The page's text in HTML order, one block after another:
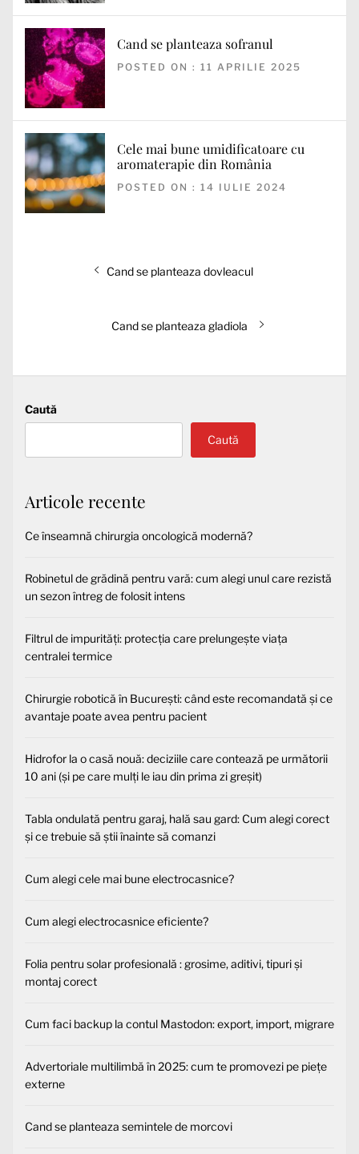
Cand se planteaza sofranul
POSTED ON : 11 APRILIE 2025
Cele mai bune umidificatoare cu
aromaterapie din România
POSTED ON : 14 IULIE 2024
Articolul
Cand se planteaza dovleacul
Articolul
Cand se planteaza gladiola
Caută
Caută
Articole recente
Ce înseamnă chirurgia oncologică modernă?
Robinetul de grădină pentru vară: cum alegi unul care rezistă
un sezon întreg de folosit intens
Filtrul de impurități: protecția care prelungește viața
centralei termice
Chirurgie robotică în București: când este recomandată și ce
avantaje poate avea pentru pacient
Hidrofor la o casă nouă: deciziile care contează pe următorii
10 ani (și pe care mulți le iau din prima zi greșit)
Tabla ondulată pentru garaj, hală sau gard: Cum alegi corect
și ce trebuie să știi înainte să comanzi
Cum alegi cele mai bune electrocasnice?
Cum alegi electrocasnice eficiente?
Folia pentru solar profesională : grosime, aditivi, tipuri și
montaj corect
Cum faci backup la contul Mastodon: export, import, migrare
Advertoriale multilimbă în 2025: cum te promovezi pe piețe
externe
Cand se planteaza semintele de morcovi